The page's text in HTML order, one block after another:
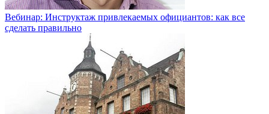
Вебинар: Инструктаж привлекаемых официантов: как все
сделать правильно